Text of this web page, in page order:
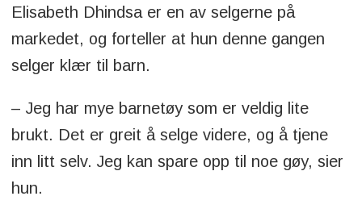
Elisabeth Dhindsa er en av selgerne på
markedet, og forteller at hun denne gangen
selger klær til barn.
– Jeg har mye barnetøy som er veldig lite
brukt. Det er greit å selge videre, og å tjene
inn litt selv. Jeg kan spare opp til noe gøy, sier
hun.